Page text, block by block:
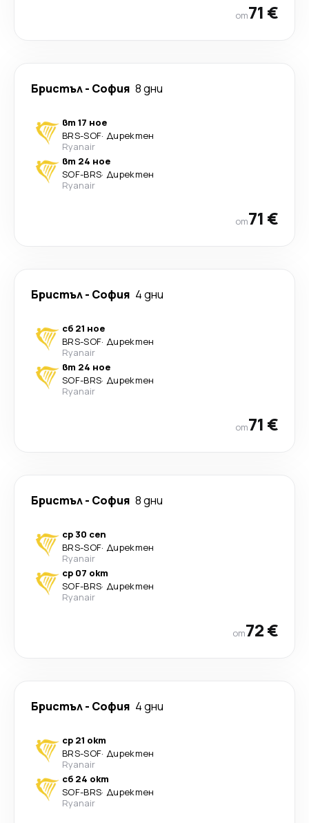
от71 €
Бристъл- София 8 дни
вт 17 ное
BRS-SOF· Директен
Ryanair
вт 24 ное
SOF-BRS· Директен
Ryanair
от71 €
Бристъл- София 4 дни
сб 21 ное
BRS-SOF· Директен
Ryanair
вт 24 ное
SOF-BRS· Директен
Ryanair
от71 €
Бристъл- София 8 дни
ср 30 сеп
BRS-SOF· Директен
Ryanair
ср 07 окт
SOF-BRS· Директен
Ryanair
от72 €
Бристъл- София 4 дни
ср 21 окт
BRS-SOF· Директен
Ryanair
сб 24 окт
SOF-BRS· Директен
Ryanair